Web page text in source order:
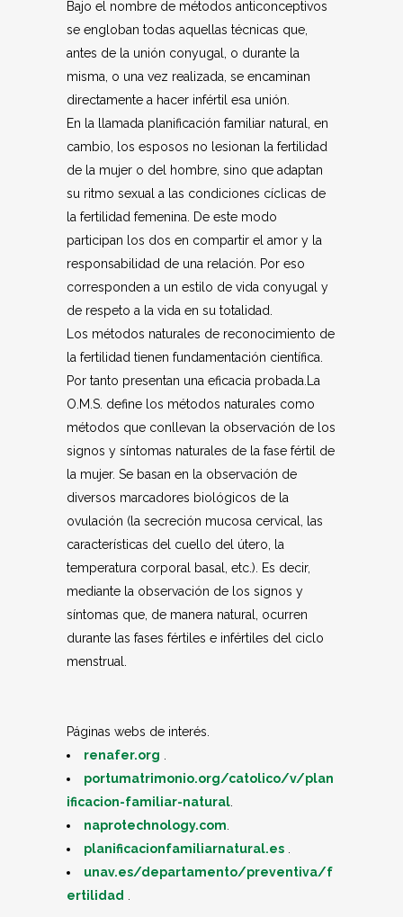
Bajo el nombre de métodos anticonceptivos
se engloban todas aquellas técnicas que,
antes de la unión conyugal, o durante la
misma, o una vez realizada, se encaminan
directamente a hacer infértil esa unión.
En la llamada planificación familiar natural, en
cambio, los esposos no lesionan la fertilidad
de la mujer o del hombre, sino que adaptan
su ritmo sexual a las condiciones cíclicas de
la fertilidad femenina. De este modo
participan los dos en compartir el amor y la
responsabilidad de una relación. Por eso
corresponden a un estilo de vida conyugal y
de respeto a la vida en su totalidad.
Los métodos naturales de reconocimiento de
la fertilidad tienen fundamentación científica.
Por tanto presentan una eficacia probada.La
O.M.S. define los métodos naturales como
métodos que conllevan la observación de los
signos y síntomas naturales de la fase fértil de
la mujer. Se basan en la observación de
diversos marcadores biológicos de la
ovulación (la secreción mucosa cervical, las
características del cuello del útero, la
temperatura corporal basal, etc.). Es decir,
mediante la observación de los signos y
síntomas que, de manera natural, ocurren
durante las fases fértiles e infértiles del ciclo
menstrual.
Páginas webs de interés.
renafer.org
portumatrimonio.org/catolico/v/plan
ificacion-familiar-natural
naprotechnology.com
planificacionfamiliarnatural.es
unav.es/departamento/preventiva/f
ertilidad